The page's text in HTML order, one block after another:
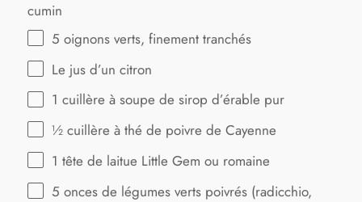
cumin
5 oignons verts, finement tranchés
Le jus d’un citron
1 cuillère à soupe de sirop d’érable pur
½ cuillère à thé de poivre de Cayenne
1 tête de laitue Little Gem ou romaine
5 onces de légumes verts poivrés (radicchio,